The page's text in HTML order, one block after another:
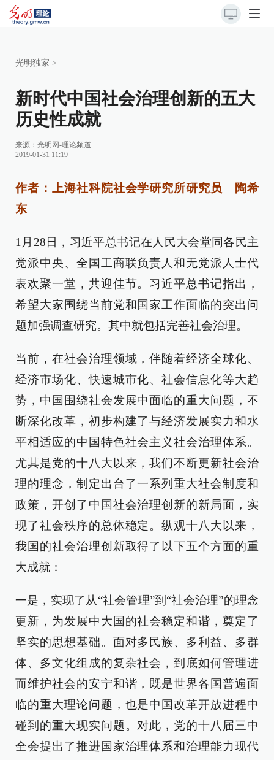
光明独家 >
新时代中国社会治理创新的五大
历史性成就
来源： 光明网-理论频道
2019-01-31 11:19
作者：上海社科院社会学研究所研究员 陶希
东
1月28日，习近平总书记在人民大会堂同各民主
党派中央、全国工商联负责人和无党派人士代
表欢聚一堂，共迎佳节。习近平总书记指出，
希望大家围绕当前党和国家工作面临的突出问
题加强调查研究。其中就包括完善社会治理。
当前，在社会治理领域，伴随着经济全球化、
经济市场化、快速城市化、社会信息化等大趋
势，中国围绕社会发展中面临的重大问题，不
断深化改革，初步构建了与经济发展实力和水
平相适应的中国特色社会主义社会治理体系。
尤其是党的十八大以来，我们不断更新社会治
理的理念，制定出台了一系列重大社会制度和
政策，开创了中国社会治理创新的新局面，实
现了社会秩序的总体稳定。纵观十八大以来，
我国的社会治理创新取得了以下五个方面的重
大成就：
一是，实现了从“社会管理”到“社会治理”的理念
更新，为发展中大国的社会稳定和谐，奠定了
坚实的思想基础。面对多民族、多利益、多群
体、多文化组成的复杂社会，到底如何管理进
而维护社会的安宁和谐，既是世界各国普遍面
临的重大理论问题，也是中国改革开放进程中
碰到的重大现实问题。对此，党的十八届三中
全会提出了推进国家治理体系和治理能力现代